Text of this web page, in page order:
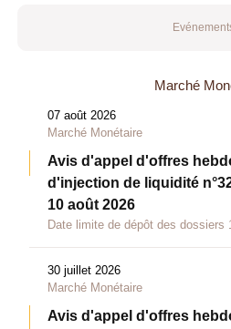
Marché
07 août 2026
Marché Monétaire
Avis d'appel d'offres
d'injection de liquidité
10 août 2026
Date limite de dépôt des dossiers
30 juillet 2026
Marché Monétaire
Avis d'appel d'offres